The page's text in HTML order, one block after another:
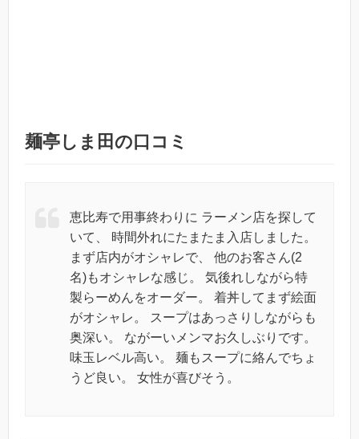
麺亭しま田の口コミ
恵比寿で用事終わりに ラーメン店を探して
いて、 時間外れにたまたま入店しました。
まず店内がオシャレで、 他のお客さん(2
名)もオシャレな感じ。 気後れしながら特
製らーめんをオーダー。 着丼してまず絵面
がオシャレ。 スープはあっさりしながらも
奥深い。 ながーいメンマお久しぶりです。
味玉レベル高い。 麺もスープに絡んでちょ
うど良い。 女性が喜びそう。